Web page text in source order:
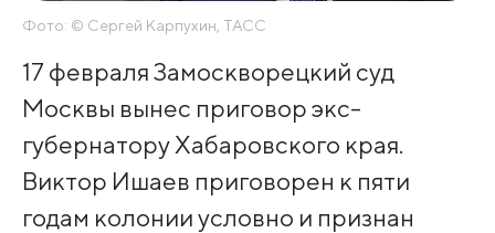
Фото: © Сергей Карпухин, ТАСС
17 февраля Замоскворецкий суд
Москвы вынес приговор экс-
губернатору Хабаровского края.
Виктор Ишаев приговорен к пяти
годам колонии условно и признан